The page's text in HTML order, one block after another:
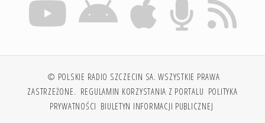
© POLSKIE RADIO SZCZECIN SA. WSZYSTKIE PRAWA
ZASTRZEŻONE. REGULAMIN KORZYSTANIA Z PORTALU POLITYKA
PRYWATNOŚCI BIULETYN INFORMACJI PUBLICZNEJ